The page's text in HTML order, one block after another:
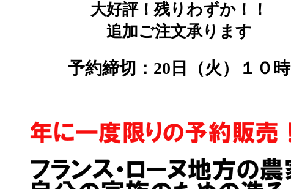
大好評！残りわずか！！
追加ご注文承ります
予約締切：20日（火）１０時